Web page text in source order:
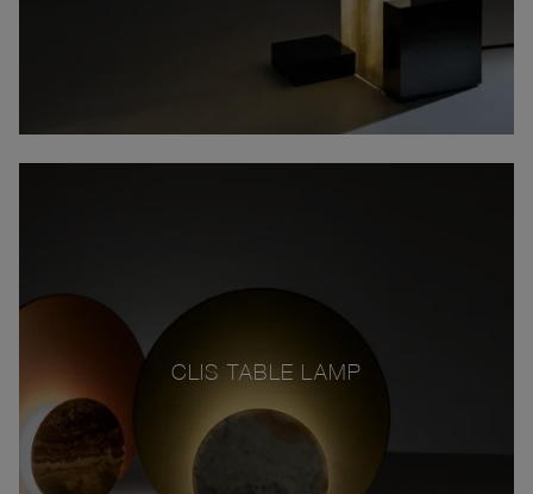
CLIS TABLE LAMP